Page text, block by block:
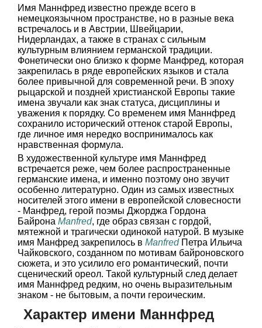
Имя Маннфред известно прежде всего в
немецкоязычном пространстве, но в разные века
встречалось и в Австрии, Швейцарии,
Нидерландах, а также в странах с сильным
культурным влиянием германской традиции.
Фонетически оно близко к форме Манфред, которая
закрепилась в ряде европейских языков и стала
более привычной для современной речи. В эпоху
рыцарской и поздней христианской Европы такие
имена звучали как знак статуса, дисциплины и
уважения к порядку. Со временем имя Маннфред
сохранило исторический оттенок старой Европы,
где личное имя нередко воспринималось как
нравственная формула.
В художественной культуре имя Маннфред
встречается реже, чем более распространенные
германские имена, и именно поэтому оно звучит
особенно литературно. Один из самых известных
носителей этого имени в европейской словесности
- Манфред, герой поэмы Джорджа Гордона
Байрона Manfred, где образ связан с гордой,
мятежной и трагически одинокой натурой. В музыке
имя Манфред закрепилось в ManfredПетра Ильича
Чайковского, созданном по мотивам байроновского
сюжета, и это усилило его романтический, почти
сценический ореол. Такой культурный след делает
имя Маннфред редким, но очень выразительным
знаком - не бытовым, а почти героическим.
Характер имени Маннфред